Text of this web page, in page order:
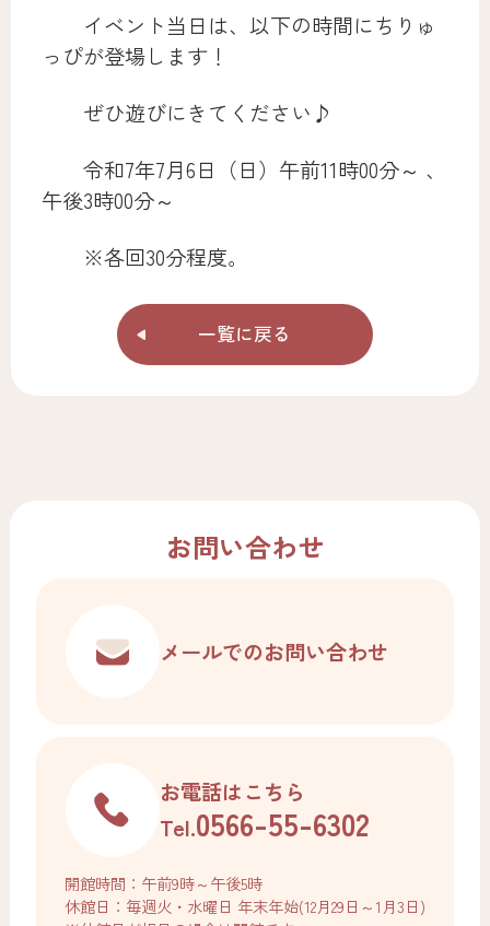
イベント当日は、以下の時間にちりゅ
っぴが登場します！
ぜひ遊びにきてください♪
令和7年7月6日（日）午前11時00分～ 、
午後3時00分～
※各回30分程度。
一覧に戻る
お問い合わせ
メールでのお問い合わせ
お電話はこちら
Tel.0566-55-6302
開館時間：午前9時～午後5時
休館日：毎週火・水曜日 年末年始(12月29日～1月3日)